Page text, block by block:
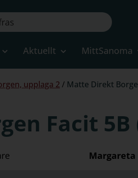
Aktuellt MittSanoma
upplaga 2 / Matte Direkt
Facit 5B